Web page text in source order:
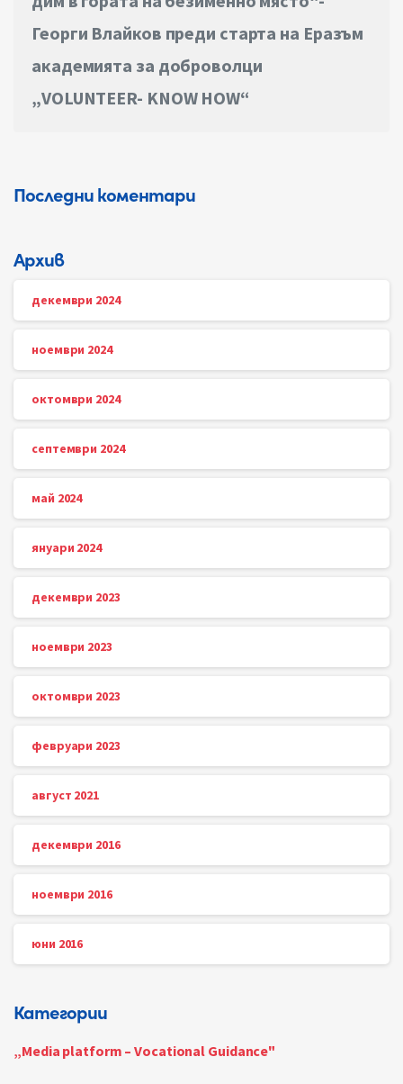
Георги Влайков преди старта на Еразъм
академията за доброволци
„VOLUNTEER- KNOW HOW“
Последни коментари
Архив
декември 2024
ноември 2024
октомври 2024
септември 2024
май 2024
януари 2024
декември 2023
ноември 2023
октомври 2023
февруари 2023
август 2021
декември 2016
ноември 2016
юни 2016
Категории
„Media platform – Vocational Guidance"